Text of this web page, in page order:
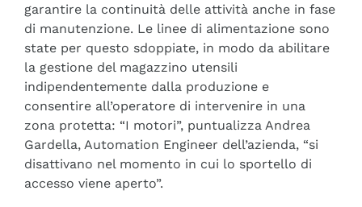
garantire la continuità delle attività anche in fase
di manutenzione. Le linee di alimentazione sono
state per questo sdoppiate, in modo da abilitare
la gestione del magazzino utensili
indipendentemente dalla produzione e
consentire all’operatore di intervenire in una
zona protetta: “I motori”, puntualizza Andrea
Gardella, Automation Engineer dell’azienda, “si
disattivano nel momento in cui lo sportello di
accesso viene aperto”.